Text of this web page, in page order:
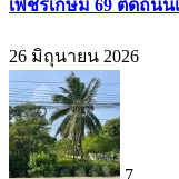
เพชรเกษม 69 ติดถนน
26 มิถุนายน 2026
7